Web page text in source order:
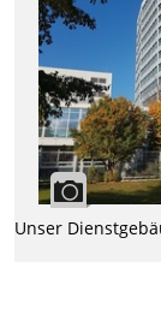
Unser